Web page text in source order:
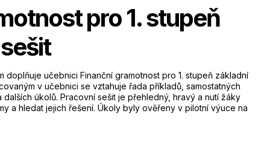
pro 1. stupeň
doplňuje učebnici Finanční gramotnost pro 1. stupeň základní
v učebnici se vztahuje řada příkladů, samostatných
úkolů. Pracovní sešit je přehledný, hravý a nutí žáky
a hledat jejich řešení. Úkoly byly ověřeny v pilotní výuce na